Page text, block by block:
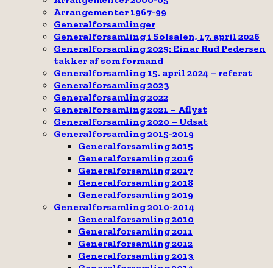
Arrangementer 1967-99
Generalforsamlinger
Generalforsamling i Solsalen, 17. april 2026
Generalforsamling 2025: Einar Rud Pedersen
takker af som formand
Generalforsamling 15. april 2024 – referat
Generalforsamling 2023
Generalforsamling 2022
Generalforsamling 2021 – Aflyst
Generalforsamling 2020 – Udsat
Generalforsamling 2015-2019
Generalforsamling 2015
Generalforsamling 2016
Generalforsamling 2017
Generalforsamling 2018
Generalforsamling 2019
Generalforsamling 2010-2014
Generalforsamling 2010
Generalforsamling 2011
Generalforsamling 2012
Generalforsamling 2013